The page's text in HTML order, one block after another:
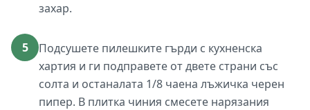
захар.
5
Подсушете пилешките гърди с кухненска
хартия и ги подправете от двете страни със
солта и останалата 1/8 чаена лъжичка черен
пипер. В плитка чиния смесете нарязания